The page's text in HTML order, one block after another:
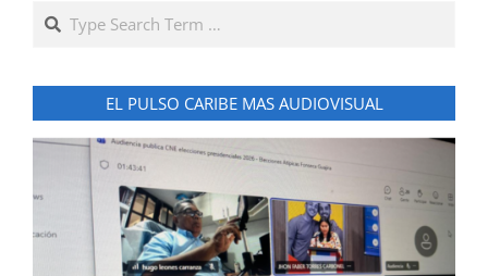
Search
EL PULSO CARIBE MAS AUDIOVISUAL